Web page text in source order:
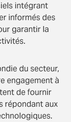
intégrant
informés des
garantir la
du secteur,
engagement à
de fournir
répondant aux